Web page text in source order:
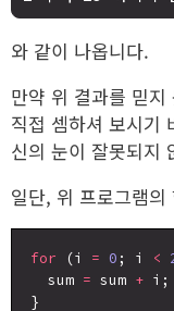
와 같이 나옵니다.
만약 위 결과를 믿
직접 셈하셔 보시기
신의 눈이 잘못되지
일단, 위 프로그램
for (i = 0 ; i <
  sum
= sum + i;